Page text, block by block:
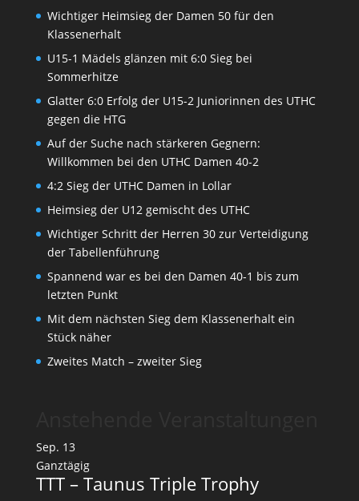
Wichtiger Heimsieg der Damen 50 für den
Klassenerhalt
U15-1 Mädels glänzen mit 6:0 Sieg bei
Sommerhitze
Glatter 6:0 Erfolg der U15-2 Juniorinnen des UTHC
gegen die HTG
Auf der Suche nach stärkeren Gegnern:
Willkommen bei den UTHC Damen 40-2
4:2 Sieg der UTHC Damen in Lollar
Heimsieg der U12 gemischt des UTHC
Wichtiger Schritt der Herren 30 zur Verteidigung
der Tabellenführung
Spannend war es bei den Damen 40-1 bis zum
letzten Punkt
Mit dem nächsten Sieg dem Klassenerhalt ein
Stück näher
Zweites Match – zweiter Sieg
Sep. 13
Ganztägig
TTT – Taunus Triple Trophy